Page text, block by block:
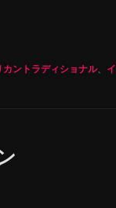
カントラディショナル、 イ